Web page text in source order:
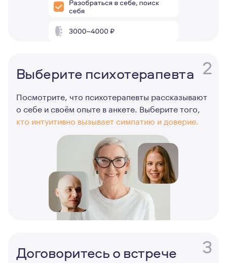
2
Выберите психотерапевта
Посмотрите, что психотерапевты рассказывают
о себе и своём опыте в анкете. Выберите того,
кто интуитивно вызывает симпатию и доверие.
3
Договоритесь о встрече